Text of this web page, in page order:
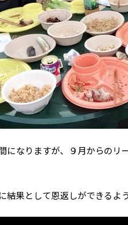
になりますが、９月からの
結果として恩返しができるよ